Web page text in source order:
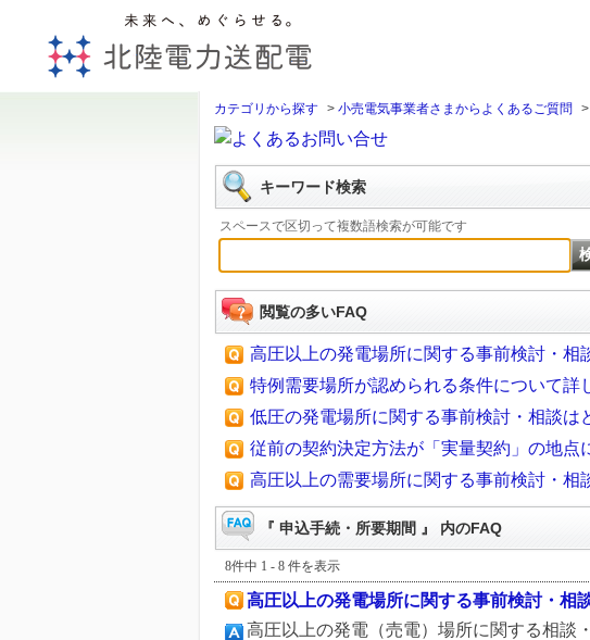
カテゴリから探す > 小売電気事業者さまからよくあるご質問 >
キーワード検索
スペースで区切って複数語検索が可能です
閲覧の多いFAQ
高圧以上の発電場所に関する事前検討・相
特例需要場所が認められる条件について詳
低圧の発電場所に関する事前検討・相談は
従前の契約決定方法が「実量契約」の地点
高圧以上の需要場所に関する事前検討・相
『 申込手続・所要期間 』 内のFAQ
8件中 1 - 8 件を表示
高圧以上の発電場所に関する事前検討・相
高圧以上の発電（売電）場所に関する相談